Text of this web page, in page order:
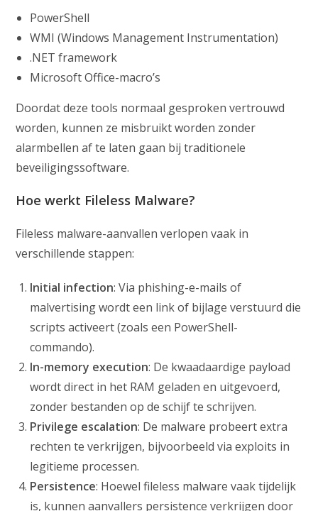
PowerShell
WMI (Windows Management Instrumentation)
.NET framework
Microsoft Office-macro’s
Doordat deze tools normaal gesproken vertrouwd
worden, kunnen ze misbruikt worden zonder
alarmbellen af te laten gaan bij traditionele
beveiligingssoftware.
Hoe werkt Fileless Malware?
Fileless malware-aanvallen verlopen vaak in
verschillende stappen:
Initial infection: Via phishing-e-mails of
malvertising wordt een link of bijlage verstuurd die
scripts activeert (zoals een PowerShell-
commando).
In-memory execution: De kwaadaardige payload
wordt direct in het RAM geladen en uitgevoerd,
zonder bestanden op de schijf te schrijven.
Privilege escalation: De malware probeert extra
rechten te verkrijgen, bijvoorbeeld via exploits in
legitieme processen.
Persistence: Hoewel fileless malware vaak tijdelijk
is, kunnen aanvallers persistence verkrijgen door